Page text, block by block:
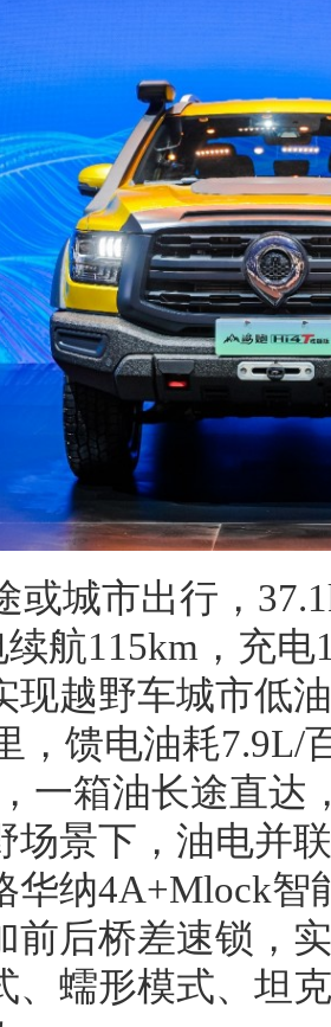
或城市出行，
航115km，充
现越野车城市低
，馈电油耗7.9L/
一箱油长途直达
场景下，油电并
华纳4A+Mlock智
前后桥差速锁，
、蠕形模式、坦